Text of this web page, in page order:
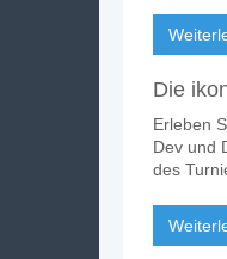
Die
Erleben
Dev und
des